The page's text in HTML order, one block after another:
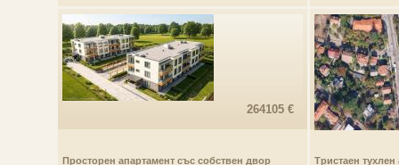
264105 €
Просторен апартамент със собствен двор Тристаен тухлен